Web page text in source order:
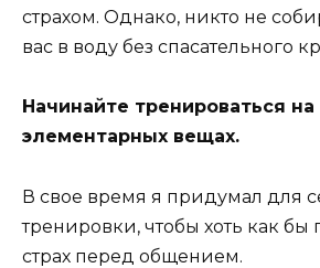
страхом. Однако, никто не
вас в воду без спасательного
Начинайте тренироваться
элементарных вещах.
В свое время я придумал для
тренировки, чтобы хоть как бы
страх перед общением.